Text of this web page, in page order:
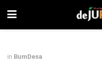
in BumDesa